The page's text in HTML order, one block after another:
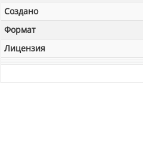
Создано
Формат
Лицензия